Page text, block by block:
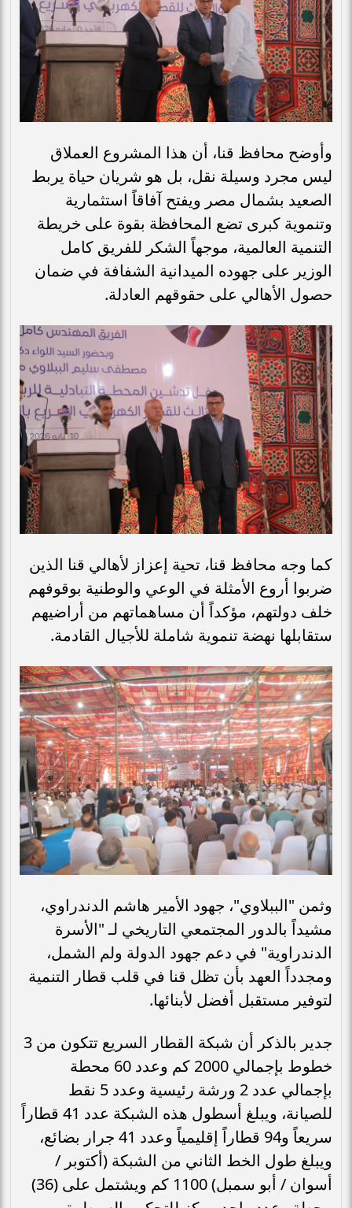
وأوضح محافظ قنا، أن هذا المشروع العملاق
ليس مجرد وسيلة نقل، بل هو شريان حياة يربط
الصعيد بشمال مصر ويفتح آفاقاً استثمارية
وتنموية كبرى تضع المحافظة بقوة على خريطة
التنمية العالمية، موجهاً الشكر للفريق كامل
الوزير على جهوده الميدانية الشفافة في ضمان
حصول الأهالي على حقوقهم العادلة.
كما وجه محافظ قنا، تحية إعزاز لأهالي قنا الذين
ضربوا أروع الأمثلة في الوعي والوطنية بوقوفهم
خلف دولتهم، مؤكداً أن مساهماتهم من أراضيهم
ستقابلها نهضة تنموية شاملة للأجيال القادمة.
وثمن "الببلاوي"، جهود الأمير هاشم الدندراوي،
مشيداً بالدور المجتمعي التاريخي لـ "الأسرة
الدندراوية" في دعم جهود الدولة ولم الشمل،
ومجدداً العهد بأن تظل قنا في قلب قطار التنمية
لتوفير مستقبل أفضل لأبنائها.
جدير بالذكر أن شبكة القطار السريع تتكون من 3
خطوط بإجمالي 2000 كم وعدد 60 محطة
بإجمالي عدد 2 ورشة رئيسية وعدد 5 نقط
للصيانة، ويبلغ أسطول هذه الشبكة عدد 41 قطاراً
سريعاً و94 قطاراً إقليمياً وعدد 41 جرار بضائع،
ويبلغ طول الخط الثاني من الشبكة (أكتوبر /
أسوان / أبو سمبل) 1100 كم ويشتمل على (36)